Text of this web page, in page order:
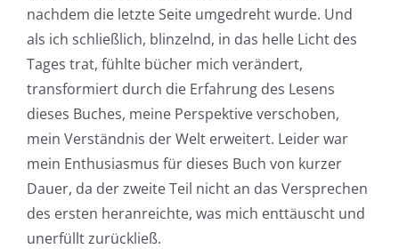
nachdem die letzte Seite umgedreht wurde. Und
als ich schließlich, blinzelnd, in das helle Licht des
Tages trat, fühlte bücher mich verändert,
transformiert durch die Erfahrung des Lesens
dieses Buches, meine Perspektive verschoben,
mein Verständnis der Welt erweitert. Leider war
mein Enthusiasmus für dieses Buch von kurzer
Dauer, da der zweite Teil nicht an das Versprechen
des ersten heranreichte, was mich enttäuscht und
unerfüllt zurückließ.